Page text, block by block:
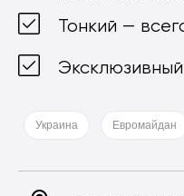
Тонкий —
Украина Евромайдан